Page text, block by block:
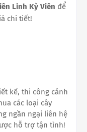
Linh Kỳ Viên để
chi tiết!
kế, thi công cảnh
các loại cây
ngần ngại liên hệ
hỗ trợ tận tình!